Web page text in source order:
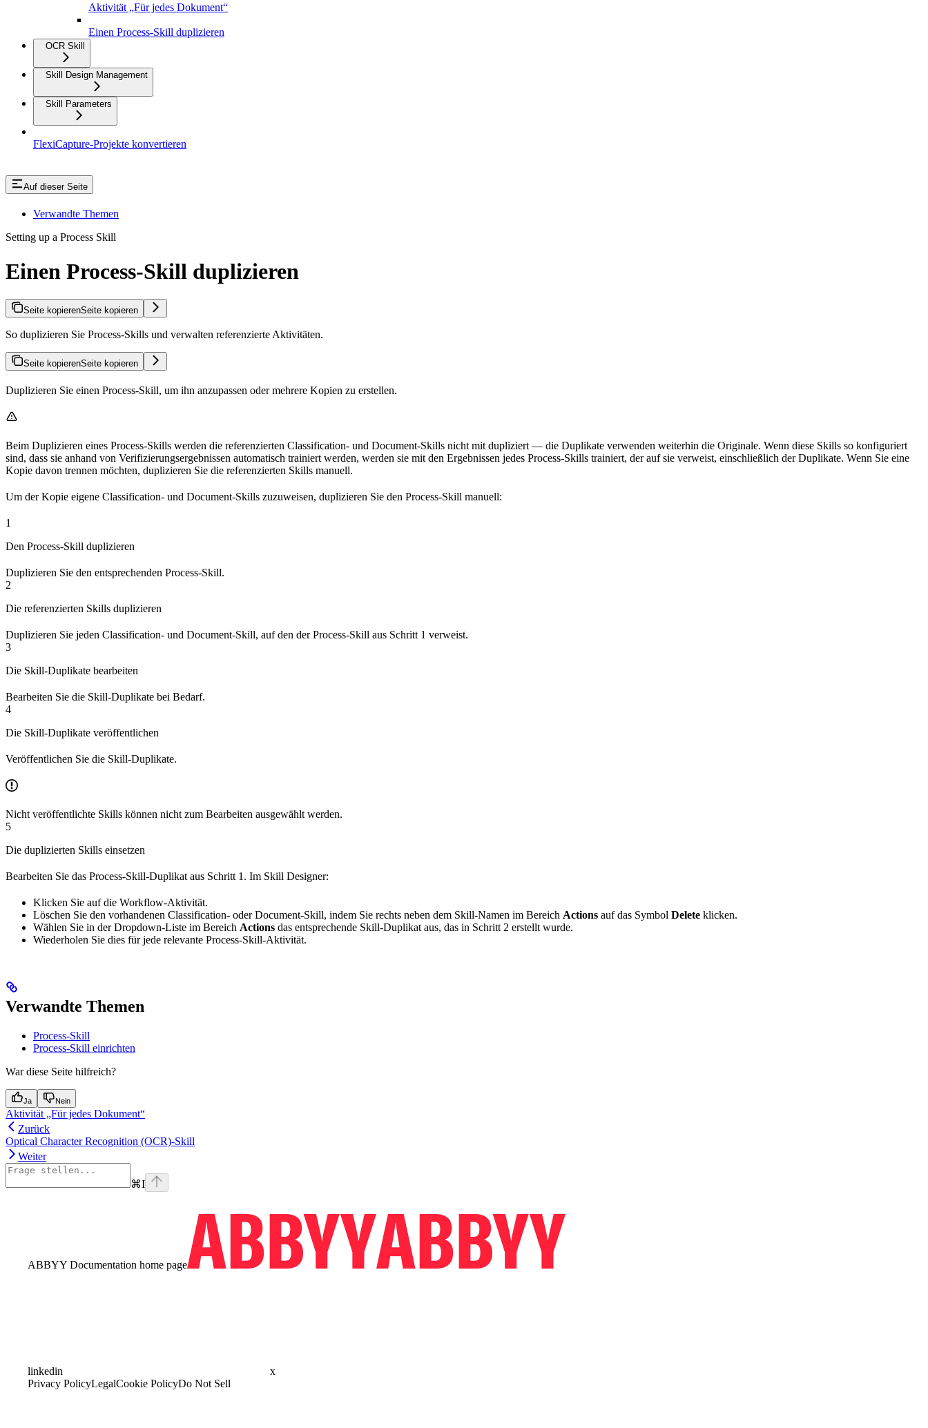
Aktivität „Für jedes Dokument“
Einen Process-Skill duplizieren
OCR Skill
Skill Design Management
Skill Parameters
FlexiCapture-Projekte konvertieren
Auf dieser Seite
Verwandte Themen
Setting up a Process Skill
Einen Process-Skill duplizieren
Seite kopierenSeite kopieren
So duplizieren Sie Process-Skills und verwalten referenzierte Aktivitäten.
Seite kopierenSeite kopieren
Duplizieren Sie einen Process-Skill, um ihn anzupassen oder mehrere Kopien zu erstellen.
Beim Duplizieren eines Process-Skills werden die referenzierten Classification- und Document-Skills nicht mit dupliziert — die Duplikate verwenden weiterhin die Originale. Wenn diese Skills so konfiguriert
sind, dass sie anhand von Verifizierungsergebnissen automatisch trainiert werden, werden sie mit den Ergebnissen jedes Process-Skills trainiert, der auf sie verweist, einschließlich der Duplikate. Wenn Sie eine
Kopie davon trennen möchten, duplizieren Sie die referenzierten Skills manuell.
Um der Kopie eigene Classification- und Document-Skills zuzuweisen, duplizieren Sie den Process-Skill manuell:
1
Den Process-Skill duplizieren
Duplizieren Sie den entsprechenden Process-Skill.
2
Die referenzierten Skills duplizieren
Duplizieren Sie jeden Classification- und Document-Skill, auf den der Process-Skill aus Schritt 1 verweist.
3
Die Skill-Duplikate bearbeiten
Bearbeiten Sie die Skill-Duplikate bei Bedarf.
4
Die Skill-Duplikate veröffentlichen
Veröffentlichen Sie die Skill-Duplikate.
Nicht veröffentlichte Skills können nicht zum Bearbeiten ausgewählt werden.
5
Die duplizierten Skills einsetzen
Bearbeiten Sie das Process-Skill-Duplikat aus Schritt 1. Im Skill Designer:
Klicken Sie auf die Workflow-Aktivität.
Löschen Sie den vorhandenen Classification- oder Document-Skill, indem Sie rechts neben dem Skill-Namen im Bereich Actions auf das Symbol Delete klicken.
Wählen Sie in der Dropdown-Liste im Bereich Actions das entsprechende Skill-Duplikat aus, das in Schritt 2 erstellt wurde.
Wiederholen Sie dies für jede relevante Process-Skill-Aktivität.
Verwandte Themen
Process-Skill
Process-Skill einrichten
War diese Seite hilfreich?
Ja Nein
Aktivität „Für jedes Dokument“
Zurück
Optical Character Recognition (OCR)-Skill
Weiter
⌘I
ABBYY Documentation home page
linkedin
x
Privacy PolicyLegalCookie PolicyDo Not Sell